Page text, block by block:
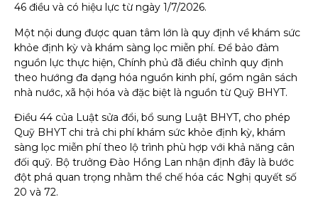
46 điều và có hiệu lực từ ngày 1/7/2026.
Một nội dung được quan tâm lớn là quy định về khám sức
khỏe định kỳ và khám sàng lọc miễn phí. Để bảo đảm
nguồn lực thực hiện, Chính phủ đã điều chỉnh quy định
theo hướng đa dạng hóa nguồn kinh phí, gồm ngân sách
nhà nước, xã hội hóa và đặc biệt là nguồn từ Quỹ BHYT.
Điều 44 của Luật sửa đổi, bổ sung Luật BHYT, cho phép
Quỹ BHYT chi trả chi phí khám sức khỏe định kỳ, khám
sàng lọc miễn phí theo lộ trình phù hợp với khả năng cân
đối quỹ. Bộ trưởng Đào Hồng Lan nhận định đây là bước
đột phá quan trọng nhằm thể chế hóa các Nghị quyết số
20 và 72.